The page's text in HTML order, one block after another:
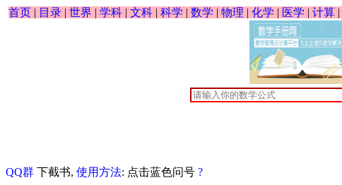
首页 | 目录 | 世界 | 学科 | 文科 | 科学 | 数学 | 物理 | 化学 | 医学 | 计算 |
QQ群 下截书, 使用方法: 点击蓝色问号 ?